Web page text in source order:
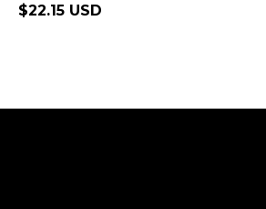
$22.15 USD